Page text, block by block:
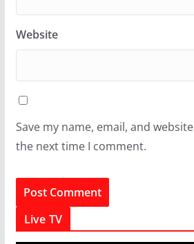
Website
Save my name, email, and
the next time I comment.
Live TV